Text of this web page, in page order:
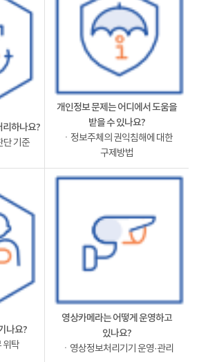
리하나요?
단 기준
개인정보 문제는 어디에서 도움을
받을 수 있나요?
ㆍ정보주체의 권익침해에 대한
구제방법
나요?
위탁
영상카메라는 어떻게 운영하고
있나요?
ㆍ영상정보처리기기 운영·관리